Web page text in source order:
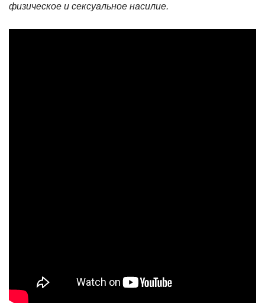
физическое и сексуальное насилие.